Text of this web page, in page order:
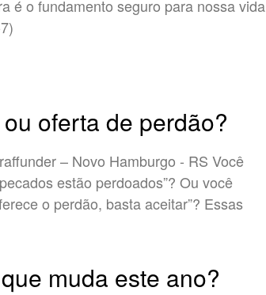
é o fundamento seguro para nossa vida
oferta de perdão?
– Novo Hamburgo - RS Você
estão perdoados”? Ou você
o perdão, basta aceitar”? Essas
muda este ano?